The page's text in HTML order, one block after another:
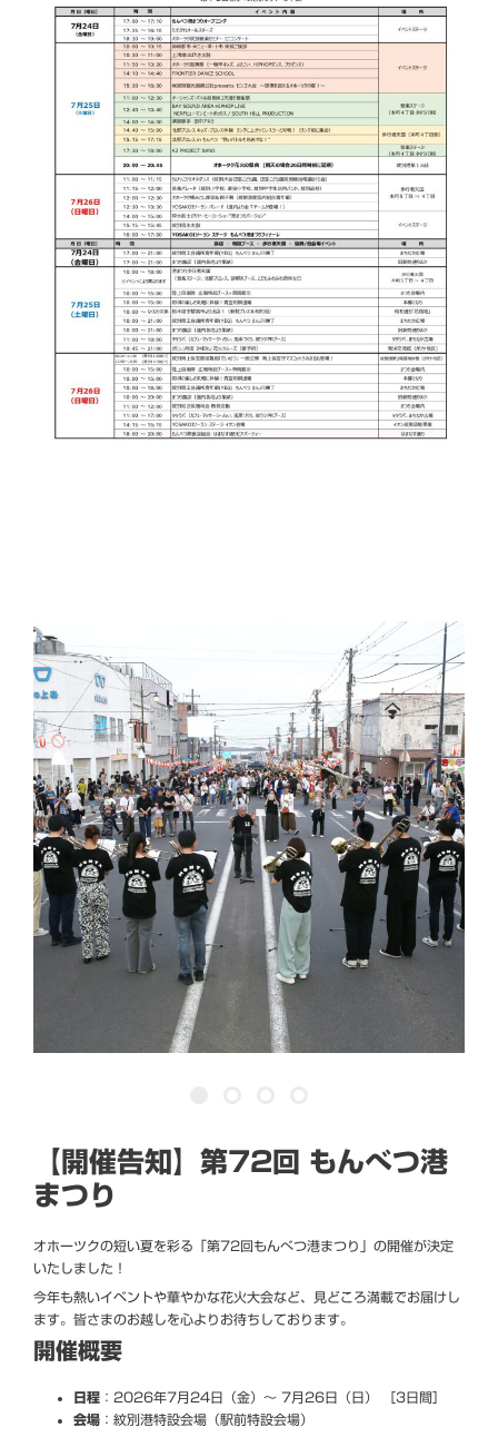
【開催告知】第72回 もんべつ港
まつり
オホーツクの短い夏を彩る「第72回もんべつ港まつり」の開催が決定
いたしました！
今年も熱いイベントや華やかな花火大会など、見どころ満載でお届けし
ます。皆さまのお越しを心よりお待ちしております。
開催概要
日程 ：2026年7月24日（金）〜 7月26日（日） ［3日間］
会場 ：紋別港特設会場（駅前特設会場）